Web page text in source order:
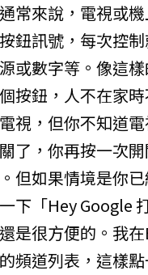
常來說，電視或
鈕訊號，每次控
或數字等。像這
按鈕，人不在家
視，但你不知道電
了，你再按一次
但如果情境是你
下「Hey Google
是很方便的。我
頻道列表，這樣